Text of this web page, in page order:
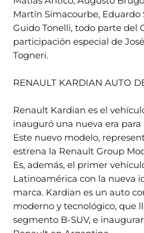
Martín Simacourbe, Eduardo
Guido Tonelli, todo parte del
participación especial de
Togneri.
RENAULT KARDIAN AUTO
Renault Kardian es el
inauguró una nueva era
Este nuevo modelo,
estrena la Renault Group
Es, además, el primer
Latinoamérica con la nueva
marca. Kardian es un auto
moderno y tecnológico, que
segmento B-SUV, e